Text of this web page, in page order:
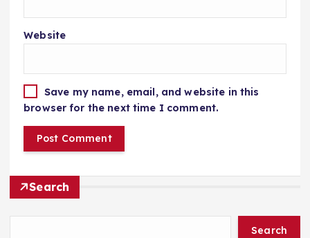
Website
Save my name, email, and website in this
browser for the next time I comment.
Search
Search